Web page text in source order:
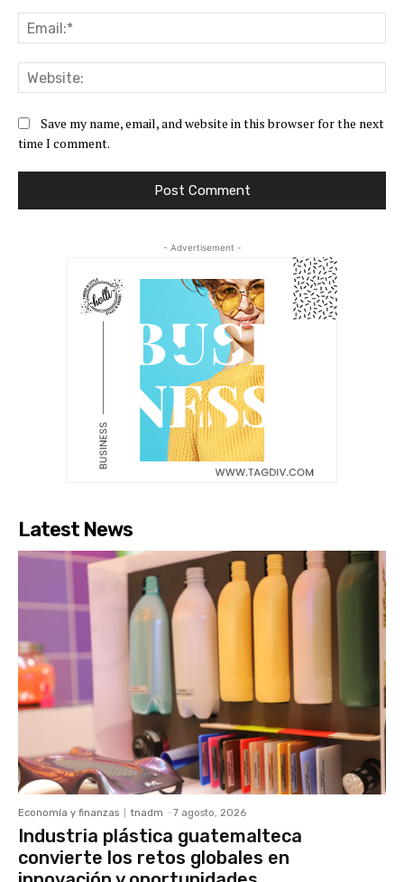
Save my name, email, and website in this browser for the next
time I comment.
- Advertisement -
Latest News
Economía y finanzas tnadm - 7 agosto, 2026
Industria plástica guatemalteca
convierte los retos globales en